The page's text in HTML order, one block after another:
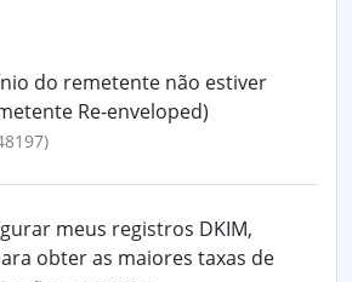
do remetente não estiver
Re-enveloped)
meus registros DKIM,
obter as maiores taxas de